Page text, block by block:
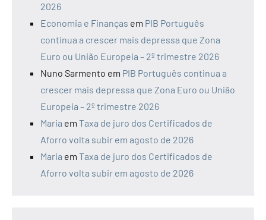
2026
Economia e Finanças em PIB Português
continua a crescer mais depressa que Zona
Euro ou União Europeia – 2º trimestre 2026
Nuno Sarmento em PIB Português continua a
crescer mais depressa que Zona Euro ou União
Europeia – 2º trimestre 2026
Maria em Taxa de juro dos Certificados de
Aforro volta subir em agosto de 2026
Maria em Taxa de juro dos Certificados de
Aforro volta subir em agosto de 2026